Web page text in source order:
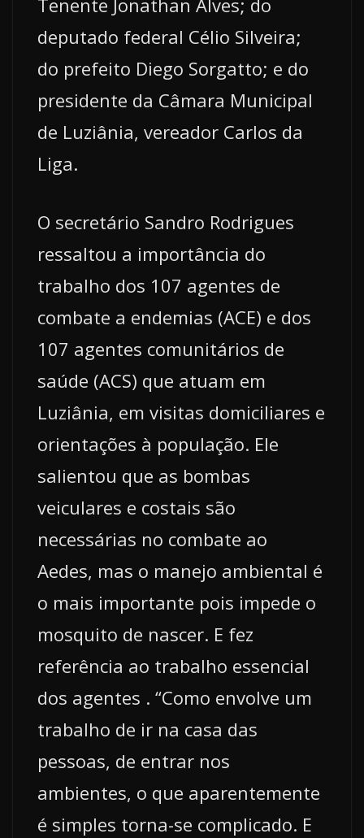
Tenente Jonathan Alves; do
deputado federal Célio Silveira;
do prefeito Diego Sorgatto; e do
presidente da Câmara Municipal
de Luziânia, vereador Carlos da
Liga.
O secretário Sandro Rodrigues
ressaltou a importância do
trabalho dos 107 agentes de
combate a endemias (ACE) e dos
107 agentes comunitários de
saúde (ACS) que atuam em
Luziânia, em visitas domiciliares e
orientações à população. Ele
salientou que as bombas
veiculares e costais são
necessárias no combate ao
Aedes, mas o manejo ambiental é
o mais importante pois impede o
mosquito de nascer. E fez
referência ao trabalho essencial
dos agentes . “Como envolve um
trabalho de ir na casa das
pessoas, de entrar nos
ambientes, o que aparentemente
é simples torna-se complicado. E